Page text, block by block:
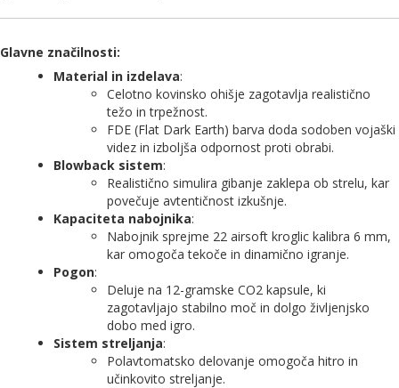
Glavne značilnosti:
Material in izdelava:
Celotno kovinsko ohišje zagotavlja realistično
težo in trpežnost.
FDE (Flat Dark Earth) barva doda sodoben vojaški
videz in izboljša odpornost proti obrabi.
Blowback sistem:
Realistično simulira gibanje zaklepa ob strelu, kar
povečuje avtentičnost izkušnje.
Kapaciteta nabojnika:
Nabojnik sprejme 22 airsoft kroglic kalibra 6 mm,
kar omogoča tekoče in dinamično igranje.
Pogon:
Deluje na 12-gramske CO2 kapsule, ki
zagotavljajo stabilno moč in dolgo življenjsko
dobo med igro.
Sistem streljanja:
Polavtomatsko delovanje omogoča hitro in
učinkovito streljanje.